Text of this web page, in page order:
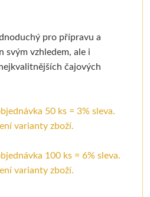
pro přípravu a
svým vzhledem, ale i
čajových
50 ks = 3% sleva.
varianty zboží.
100 ks = 6% sleva.
varianty zboží.